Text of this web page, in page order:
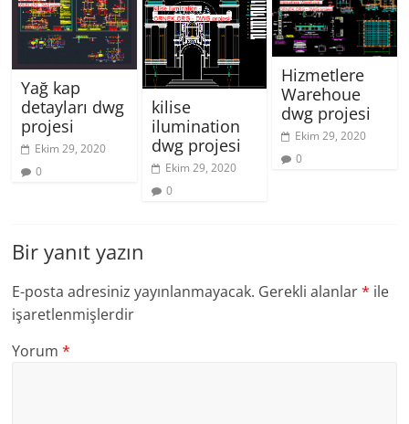
Yağ kap
detayları dwg
projesi
Ekim 29, 2020
0
kilise
ilumination
dwg projesi
Ekim 29, 2020
0
Hizmetlere
Warehoue
dwg projesi
Ekim 29, 2020
0
Bir yanıt yazın
E-posta adresiniz yayınlanmayacak. Gerekli alanlar* ile
işaretlenmişlerdir
Yorum*